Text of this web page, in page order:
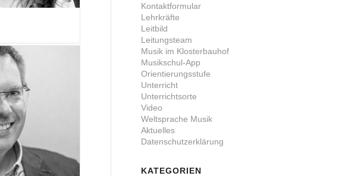
Kontaktformular
Lehrkräfte
Leitbild
Leitungsteam
Musik im Klosterbauhof
Musikschul-App
Orientierungsstufe
Unterricht
Unterrichtsorte
Video
Weltsprache Musik
Aktuelles
Datenschutzerklärung
KATEGORIEN